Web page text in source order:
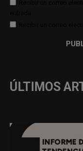
ÚLTIMOS